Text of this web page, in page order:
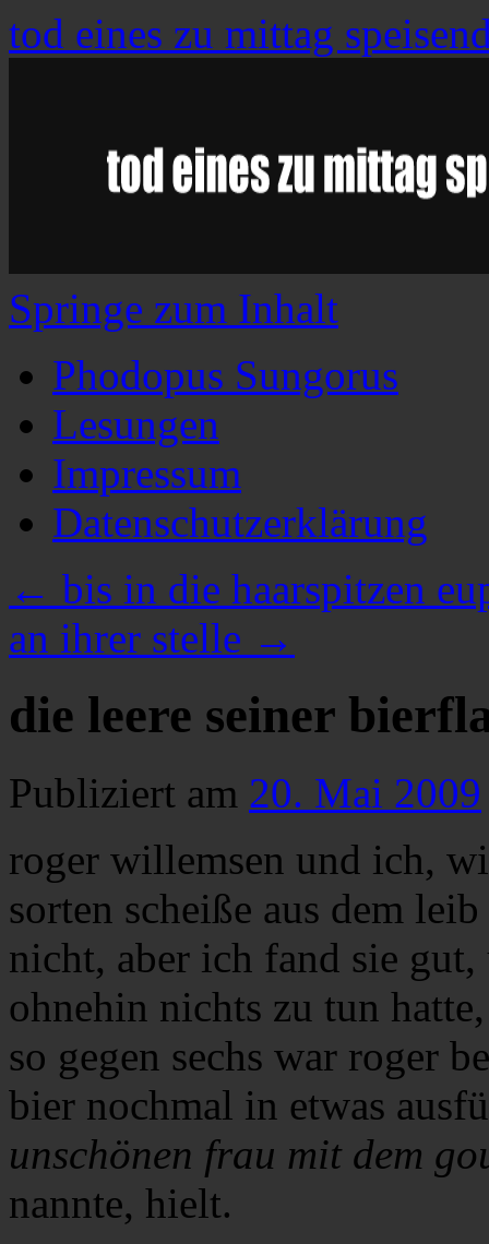
tod eines zu mittag
Springe zum Inhalt
Phodopus Sungorus
Lesungen
Impressum
Datenschutzerklärung
← bis in die haarspitzen
an ihrer stelle →
die leere seiner
Publiziert am 20. Mai 2009
roger willemsen und ich,
sorten scheiße aus dem
nicht, aber ich fand sie
ohnehin nichts zu tun
so gegen sechs war roger
bier nochmal in etwas
unschönen frau mit dem
nannte, hielt.